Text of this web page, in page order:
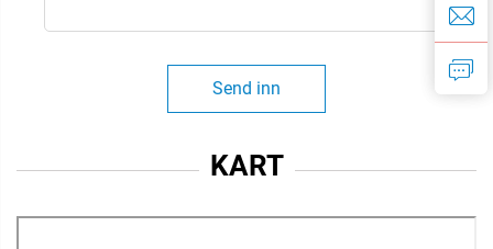
Send inn
KART